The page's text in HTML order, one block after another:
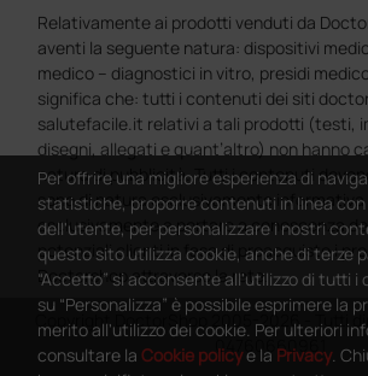
Relativamente ai prodotti venduti da
aventi la seguente natura: dispositivi
medico – diagnostici in vitro, presidi
significa che: tutti i contenuti dei siti
salutefacile.it relativi a tali prodotti (testi,
disegni, allegati e quant’altro) non hanno
natura di pubblicità. Tutti i contenuti
sono di natura esclusivamente
esclusivamente a portare a conoscenza
potenziali clienti in fase di preacquisto i
Doctorshop attraverso la rete.
Copyright DoctorShop 2005-2026 - Tutti
04760660961
Per offrire una migliore esperienza di
statistiche, proporre contenuti in linea
dell'utente, per personalizzare i nostri
questo sito utilizza cookie, anche di terze
“Accetto” si acconsente all'utilizzo di tutti i
su “Personalizza” è possibile esprimere la
merito all'utilizzo dei cookie. Per ulteriori
consultare la Cookie policye la Privacy.